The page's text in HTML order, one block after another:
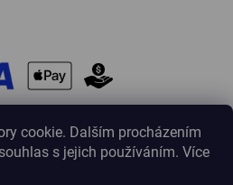
cookie. Dalším procházením
s jejich používáním. Více
Vytvořil Shoptet